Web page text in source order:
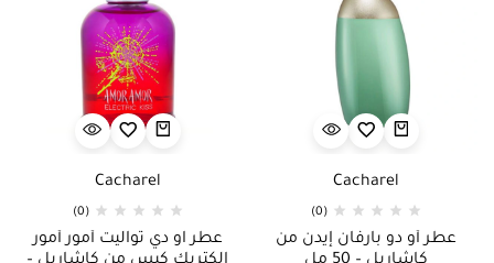
Cacharel
(0)
عطر أو دو بارفان إيدن من
Cacharel
(0)
عطر او دي تواليت أمور أمور